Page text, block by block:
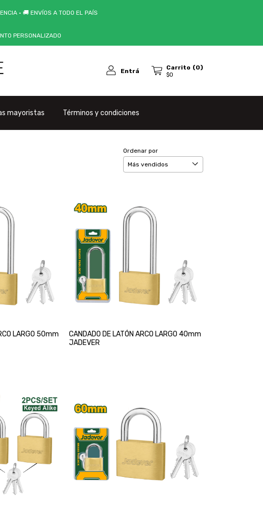
• 🚚 ENVÍOS A TODO EL PAÍS
PERSONALIZADO
Entrá Carrito (0)
$0
mayoristas Términos y condiciones
Ordenar por
LARGO 50mm
CANDADO DE LATÓN ARCO LARGO 40mm
JADEVER